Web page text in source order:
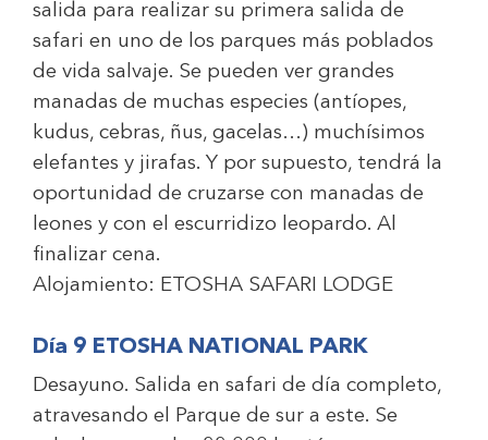
salida para realizar su primera salida de
safari en uno de los parques más poblados
de vida salvaje. Se pueden ver grandes
manadas de muchas especies (antíopes,
kudus, cebras, ñus, gacelas…) muchísimos
elefantes y jirafas. Y por supuesto, tendrá la
oportunidad de cruzarse con manadas de
leones y con el escurridizo leopardo. Al
finalizar cena.
Alojamiento: ETOSHA SAFARI LODGE
Día 9 ETOSHA NATIONAL PARK
Desayuno. Salida en safari de día completo,
atravesando el Parque de sur a este. Se